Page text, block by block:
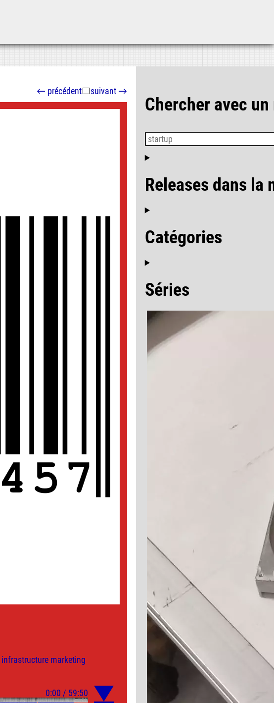
Aller à la recherche
← précédent⬜suivant→
infrastructure marketing
Chercher avec
Releases dans la
Catégories
Séries